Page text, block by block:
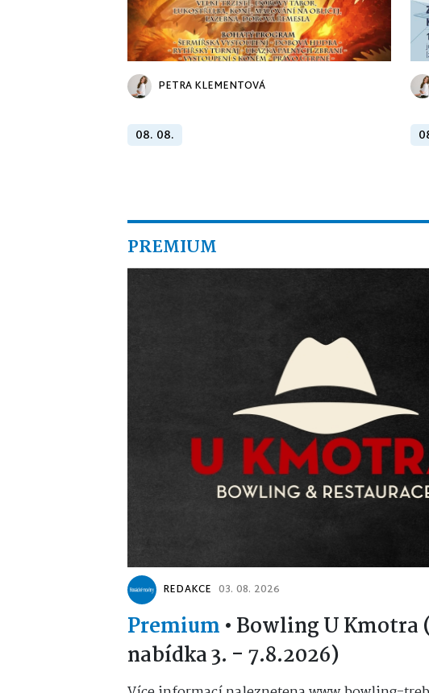
PETRA KLEMENTOVÁ
08. 08.
PREMIUM
REDAKCE 03. 08. 2026
Premium • Bowling U Kmotra
nabídka 3. - 7.8.2026)